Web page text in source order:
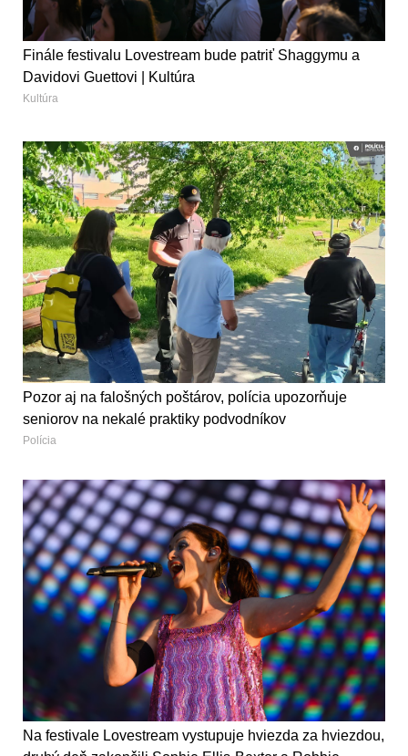
Finále festivalu Lovestream bude patriť Shaggymu a
Davidovi Guettovi | Kultúra
Kultúra
Pozor aj na falošných poštárov, polícia upozorňuje
seniorov na nekalé praktiky podvodníkov
Polícia
Na festivale Lovestream vystupuje hviezda za hviezdou,